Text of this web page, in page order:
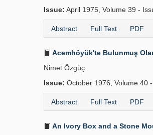
Issue: April 1975, Volume 39 -
Abstract Full Text PDF
Acemhöyük'te Bulunmuş
Nimet Özgüç
Issue: October 1976, Volume 40
Abstract Full Text PDF
An Ivory Box and a Stone